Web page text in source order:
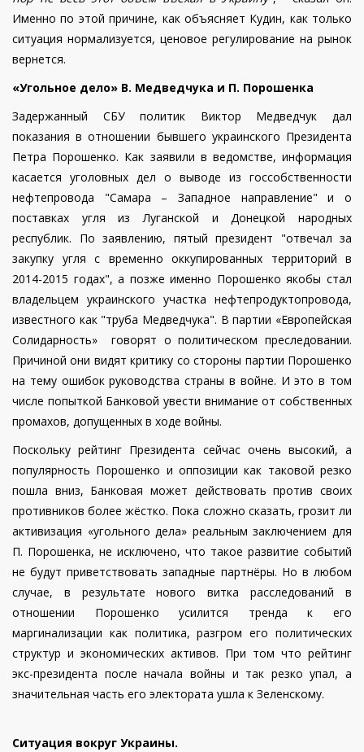
Именно по этой причине, как объясняет Кудин, как только
ситуация нормализуется, ценовое регулирование на рынок
вернется.
«Угольное дело» В. Медведчука и П. Порошенка
Задержанный СБУ политик
Виктор Медведчук дал
показания в отношении бывшего украинского Президента
Петра Порошенко. Как заявили в ведомстве, информация
касается уголовных дел о выводе из госсобственности
нефтепровода "Самара – Западное направление" и о
поставках угля из Луганской и Донецкой народных
республик. По заявлению, пятый президент "отвечал за
закупку угля с временно оккупированных территорий в
2014-2015 годах", а позже именно Порошенко якобы стал
владельцем украинского участка нефтепродуктопровода,
известного как "труба Медведчука". В партии «Европейская
Солидарность» говорят о политическом преследовании.
Причиной они видят критику со стороны партии Порошенко
на тему ошибок руководства страны в войне. И это в том
числе попыткой Банковой увести внимание от собственных
промахов, допущенных в ходе войны.
Поскольку рейтинг Президента сейчас очень высокий, а
популярность Порошенко и оппозиции как таковой резко
пошла вниз, Банковая может действовать против своих
противников более жёстко. Пока сложно сказать, грозит ли
активизация «угольного дела» реальным заключением для
П. Порошенка, не исключено, что такое развитие событий
не будут приветствовать западные партнёры. Но в любом
случае, в результате нового витка расследований в
отношении Порошенко усилится тренда к его
маргинализации как политика, разгром его политических
структур и экономических активов. При том что рейтинг
экс-президента после начала войны и так резко упал, а
значительная часть его электората ушла к Зеленскому.
Ситуация вокруг Украины.